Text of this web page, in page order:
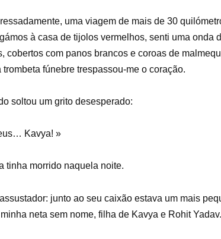
uma viagem de mais de 30
à casa de tijolos vermelhos, senti uma onda
cobertos com panos brancos e coroas de
trombeta fúnebre trespassou-me o coração.
soltou um grito desesperado:
Kavya! »
tinha morrido naquela noite.
junto ao seu caixão estava um mais
neta sem nome, filha de Kavya e Rohit Yadav.